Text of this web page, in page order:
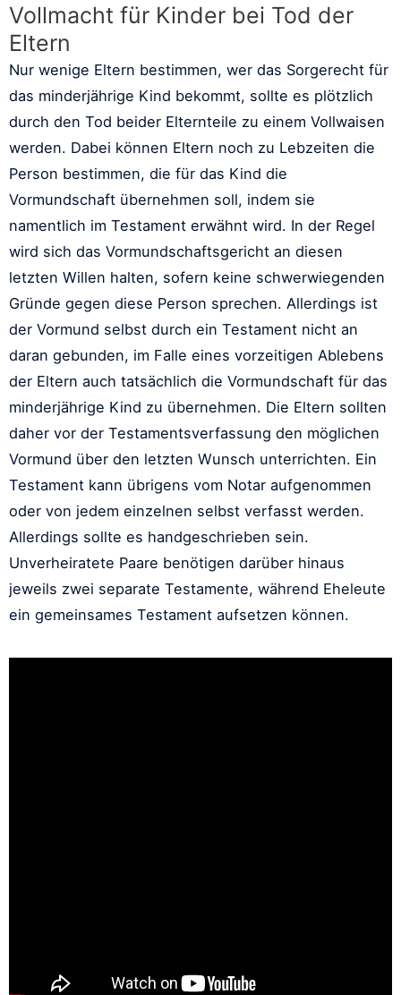
Vollmacht für Kinder bei Tod der
Eltern
Nur wenige Eltern bestimmen, wer das Sorgerecht für
das minderjährige Kind bekommt, sollte es plötzlich
durch den Tod beider Elternteile zu einem Vollwaisen
werden. Dabei können Eltern noch zu Lebzeiten die
Person bestimmen, die für das Kind die
Vormundschaft übernehmen soll, indem sie
namentlich im Testament erwähnt wird. In der Regel
wird sich das Vormundschaftsgericht an diesen
letzten Willen halten, sofern keine schwerwiegenden
Gründe gegen diese Person sprechen. Allerdings ist
der Vormund selbst durch ein Testament nicht an
daran gebunden, im Falle eines vorzeitigen Ablebens
der Eltern auch tatsächlich die Vormundschaft für das
minderjährige Kind zu übernehmen. Die Eltern sollten
daher vor der Testamentsverfassung den möglichen
Vormund über den letzten Wunsch unterrichten. Ein
Testament kann übrigens vom Notar aufgenommen
oder von jedem einzelnen selbst verfasst werden.
Allerdings sollte es handgeschrieben sein.
Unverheiratete Paare benötigen darüber hinaus
jeweils zwei separate Testamente, während Eheleute
ein gemeinsames Testament aufsetzen können.